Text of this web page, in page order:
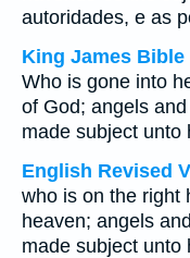
autoridades, e as
King James Bible
Who is gone into
of God; angels
made subject unto
English Revised
who is on the right
heaven; angels
made subject unto